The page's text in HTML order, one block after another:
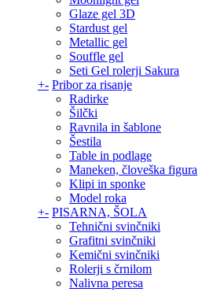
Glaze gel 3D
Stardust gel
Metallic gel
Souffle gel
Seti Gel rolerji Sakura
+- Pribor za risanje
Radirke
Šilčki
Ravnila in šablone
Šestila
Table in podlage
Maneken, človeška figura
Klipi in sponke
Model roka
+- PISARNA, ŠOLA
Tehnični svinčniki
Grafitni svinčniki
Kemični svinčniki
Rolerji s črnilom
Nalivna peresa